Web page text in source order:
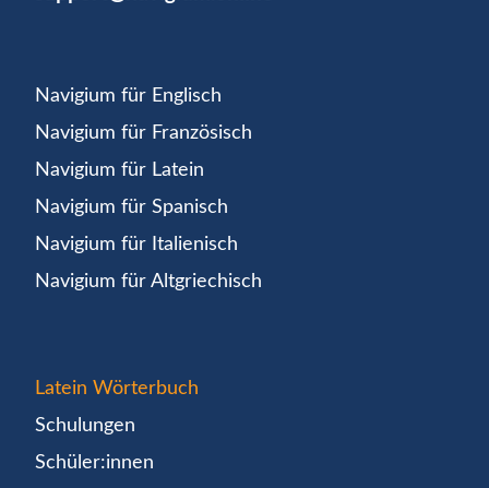
Navigium für Englisch
Navigium für Französisch
Navigium für Latein
Navigium für Spanisch
Navigium für Italienisch
Navigium für Altgriechisch
Latein Wörterbuch
Schulungen
Schüler:innen